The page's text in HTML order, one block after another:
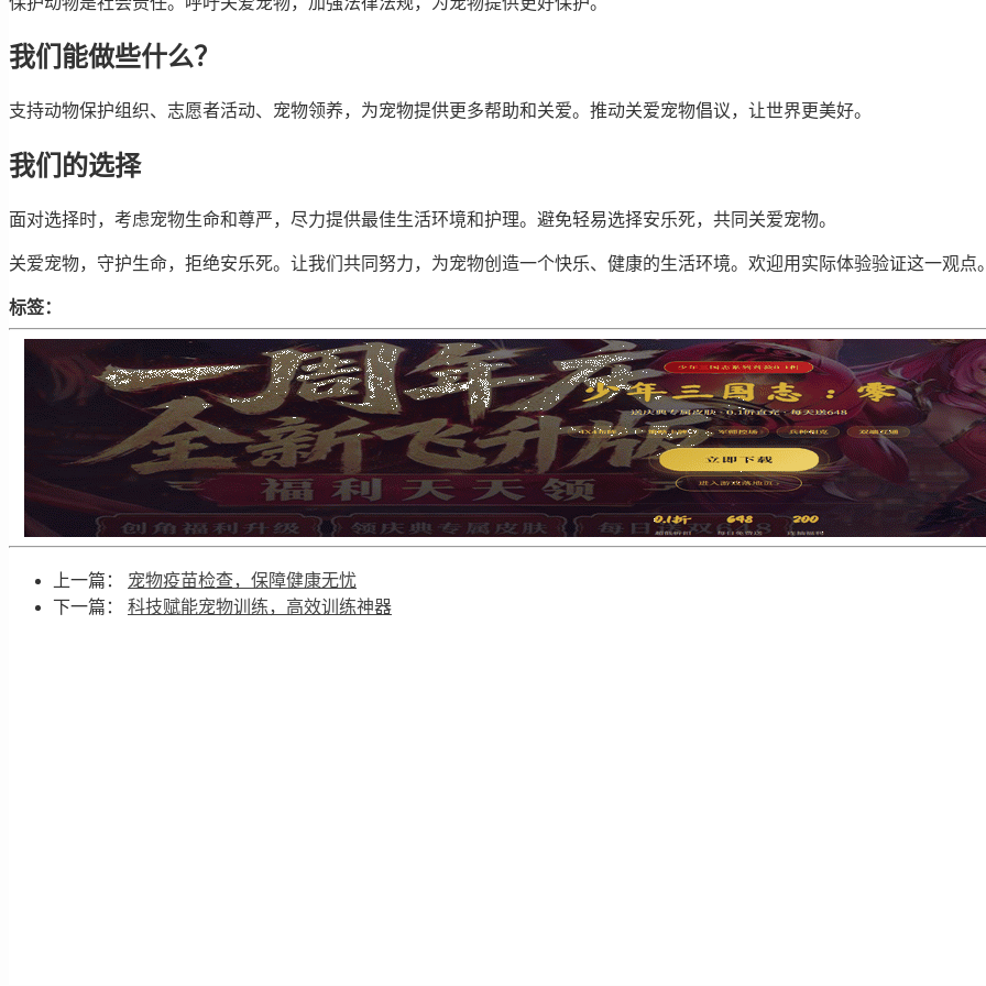
我们能做些什么？
支持动物保护组织、志愿者活动、宠物领养，为宠物提供更多帮助和关爱。推动关爱宠物倡议，让世界更美好。
我们的选择
面对选择时，考虑宠物生命和尊严，尽力提供最佳生活环境和护理。避免轻易选择安乐死，共同关爱宠物。
关爱宠物，守护生命，拒绝安乐死。让我们共同努力，为宠物创造一个快乐、健康的生活环境。欢迎用实际体验验证这一观点
标签：
上一篇： 宠物疫苗检查，保障健康无忧
下一篇： 科技赋能宠物训练，高效训练神器